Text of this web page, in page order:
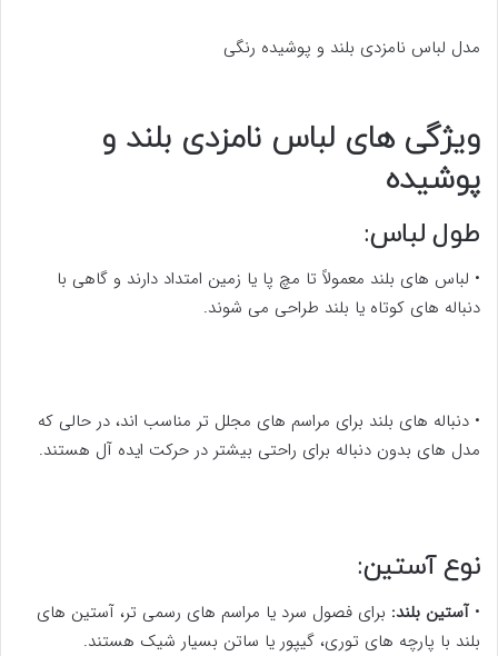
مدل لباس نامزدی بلند و پوشیده رنگی
ویژگی های لباس نامزدی بلند و
پوشیده
طول لباس:
• لباس های بلند معمولاً تا مچ پا یا زمین امتداد دارند و گاهی با
دنباله های کوتاه یا بلند طراحی می شوند.
• دنباله های بلند برای مراسم های مجلل تر مناسب اند، در حالی که
مدل های بدون دنباله برای راحتی بیشتر در حرکت ایده آل هستند.
نوع آستین:
•آستین بلند: برای فصول سرد یا مراسم های رسمی تر، آستین های
بلند با پارچه های توری، گیپور یا ساتن بسیار شیک هستند.